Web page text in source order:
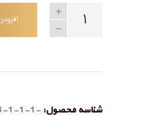
شناسه محصول: 1-1-1-